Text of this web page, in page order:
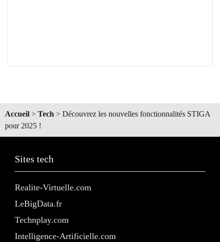
Accueil > Tech > Découvrez les nouvelles fonctionnalités STIGA
pour 2025 !
Sites tech
Realite-Virtuelle.com
LeBigData.fr
Technplay.com
Intelligence-Artificielle.com